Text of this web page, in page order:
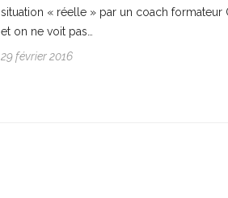
situation « réelle » par un coach formateur
et on ne voit pas…
29 février 2016